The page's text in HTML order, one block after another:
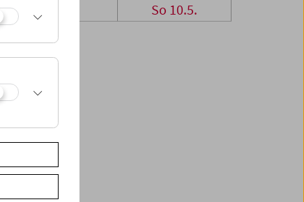
So 10.5.